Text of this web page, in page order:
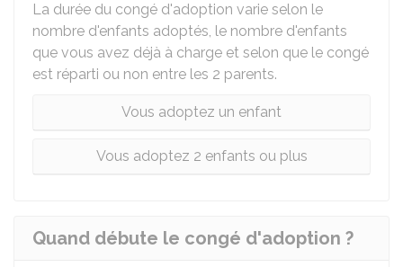
La durée du congé d'adoption varie selon le
nombre d'enfants adoptés, le nombre d'enfants
que vous avez déjà à charge et selon que le congé
est réparti ou non entre les 2 parents.
Vous adoptez un enfant
Vous adoptez 2 enfants ou plus
Quand débute le congé d'adoption ?